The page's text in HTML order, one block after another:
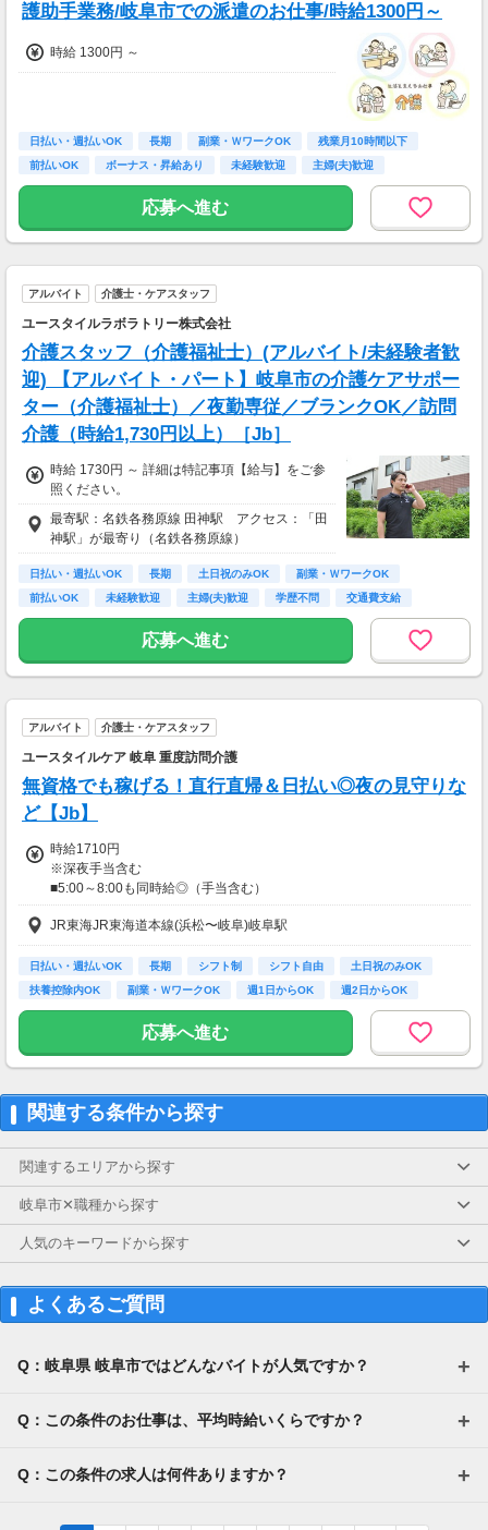
護助手業務/岐阜市での派遣のお仕事/時給1300円～
時給 1300円 ～
日払い・週払いOK 長期 副業・ＷワークOK
残業月10時間以下
前払いOK
ボーナス・昇給あり 未経験歓迎
主婦(夫)歓迎
シルバー歓迎
応募へ進む
アルバイト 介護士・ケアスタッフ
ユースタイルラボラトリー株式会社
介護スタッフ（介護福祉士）(アルバイト/未経験者歓
迎) 【アルバイト・パート】岐阜市の介護ケアサポー
ター（介護福祉士）／夜勤専従／ブランクOK／訪問
介護（時給1,730円以上）［Jb］
時給 1730円 ～ 詳細は特記事項【給与】をご参
照ください。
最寄駅：名鉄各務原線 田神駅 アクセス：「田
神駅」が最寄り（名鉄各務原線）
日払い・週払いOK 長期 土日祝のみOK
副業・ＷワークOK
前払いOK
未経験歓迎 主婦(夫)歓迎 学歴不問 交通費支給
応募へ進む
アルバイト 介護士・ケアスタッフ
ユースタイルケア 岐阜 重度訪問介護
無資格でも稼げる！直行直帰＆日払い◎夜の見守りな
ど【Jb】
時給1710円
※深夜手当含む
■5:00～8:00も同時給◎（手当含む）
■同行研修中（2～4回）は時給1,340円
★日払いも可能！
振込手数料は会社負担！
利用手数料は驚きの”無料”！
【交通費】
JR東海JR東海道本線(浜松〜岐阜)岐阜駅
日払い・週払いOK 長期 シフト制 シフト自由
土日祝のみOK
扶養控除内OK
副業・ＷワークOK 週1日からOK 週2日からOK
応募へ進む
関連する条件から探す
関連するエリアから探す
岐阜市✕職種から探す
人気のキーワードから探す
よくあるご質問
Q：岐阜県 岐阜市ではどんなバイトが人気ですか？
Q：この条件のお仕事は、平均時給いくらですか？
Q：この条件の求人は何件ありますか？